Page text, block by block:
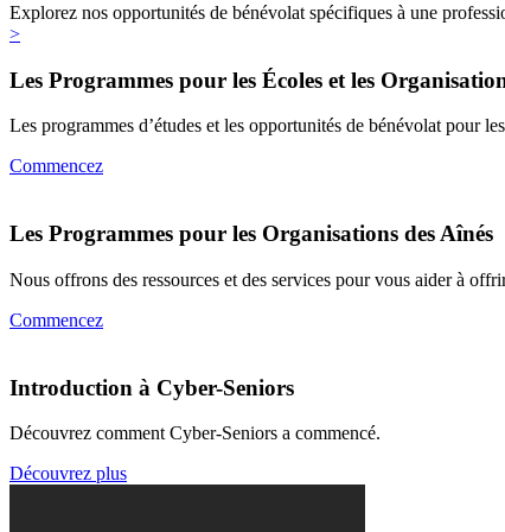
Explorez nos opportunités de bénévolat spécifiques à une
>
Les Programmes pour les Écoles et les
Les programmes d’études et les opportunités de bénévolat pour
Commencez
Les Programmes pour les Organisations des Aînés
Nous offrons des ressources et des services pour vous aider à
Commencez
Introduction à Cyber-Seniors
Découvrez comment Cyber-Seniors a commencé.
Découvrez plus